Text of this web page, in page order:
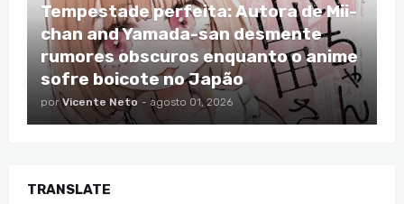
Tempestade perfeita: Autora de Mii-
chan and Yamada-san desmente
rumores obscuros enquanto o anime
sofre boicote no Japão
por Vicente Neto - agosto 01, 2026
TRANSLATE